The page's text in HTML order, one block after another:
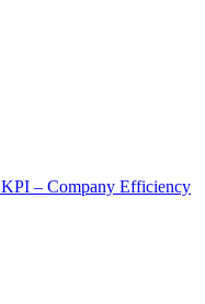
KPI – Company Efficiency